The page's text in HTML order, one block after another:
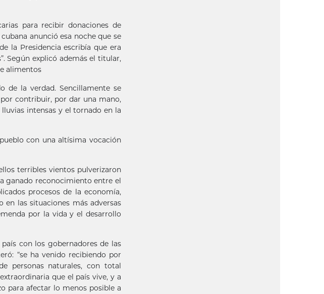
para recibir donaciones de
anunció esa noche que se
la Presidencia escribía que era
Según explicó además el titular,
alimentos
de la verdad. Sencillamente se
contribuir, por dar una mano,
intensas y el tornado en la
con una altísima vocación
terribles vientos pulverizaron
ganado reconocimiento entre el
procesos de la economía,
las situaciones más adversas
por la vida y el desarrollo
con los gobernadores de las
“se ha venido recibiendo por
personas naturales, con total
que el país vive, y a
para afectar lo menos posible a